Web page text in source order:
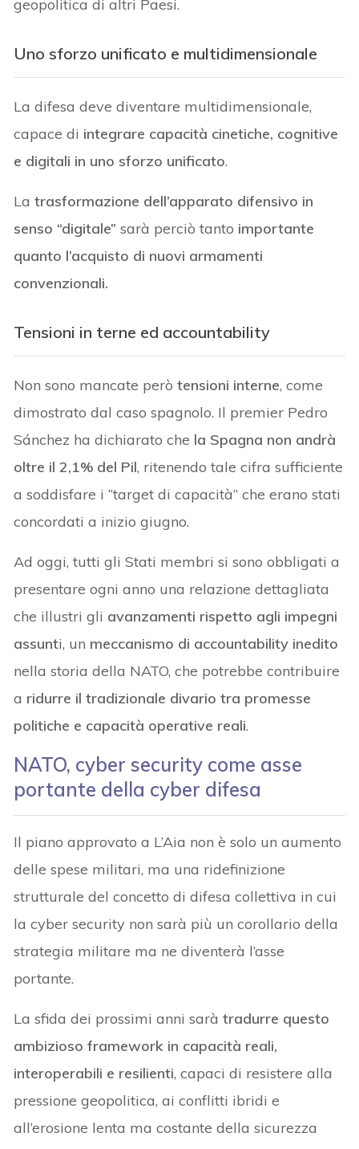
geopolitica di altri Paesi.
Uno sforzo unificato e multidimensionale
La difesa deve diventare multidimensionale,
capace di integrare capacità cinetiche, cognitive
e digitali in uno sforzo unificato.
Latrasformazione dell’apparato difensivo in
senso “digitale”sarà perciò tanto importante
quanto l’acquisto di nuovi armamenti
convenzionali.
Tensioni in terne ed accountability
Non sono mancate peròtensioni interne, come
dimostrato dal caso spagnolo. Il premier Pedro
Sánchez ha dichiarato che la Spagna non andrà
oltre il 2,1% del Pil, ritenendo tale cifra sufficiente
a soddisfare i “target di capacità” che erano stati
concordati a inizio giugno.
Ad oggi, tutti gli Stati membri si sono obbligati a
presentare ogni anno una relazione dettagliata
che illustri gli avanzamenti rispetto agli impegni
assunti, un meccanismo di accountability inedito
nella storia della NATO, che potrebbe contribuire
a ridurre il tradizionale divario tra promesse
politiche e capacità operative reali.
NATO, cyber security come asse
portante della cyber difesa
Il piano approvato a L’Aia non è solo un aumento
delle spese militari, ma una ridefinizione
strutturale del concetto di difesa collettiva in cui
la cyber security non sarà più un corollario della
strategia militare ma ne diventerà l’asse
portante.
La sfida dei prossimi anni sarà tradurre questo
ambizioso framework in capacità reali,
interoperabili e resilienti, capaci di resistere alla
pressione geopolitica, ai conflitti ibridi e
all’erosione lenta ma costante della sicurezza